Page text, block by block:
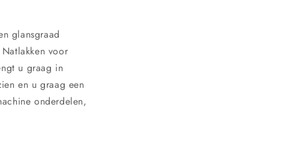
glansgraad
voor
u graag in
en u graag een
onderdelen,